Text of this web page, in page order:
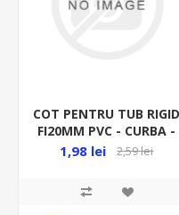
COT PENTRU TUB RIGID
FI20MM PVC - CURBA -
RACORD RIGID
1,98 lei 2,59 lei